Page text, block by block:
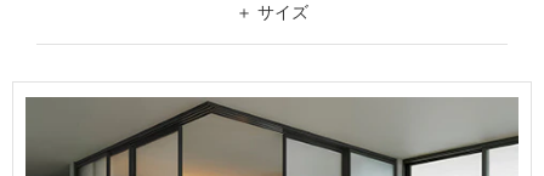
¥39,801以上
ブラック
グレー
ブラウン
サイズ
H（高さ）